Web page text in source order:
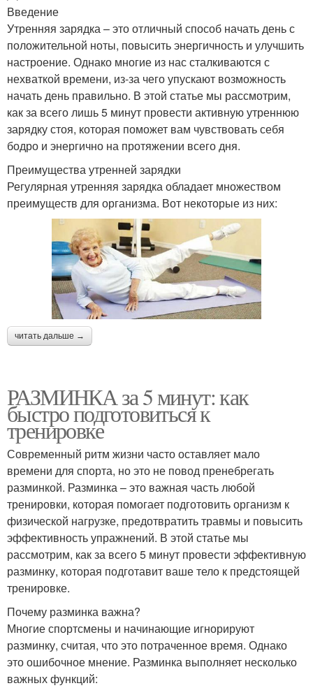
Введение
Утренняя зарядка – это отличный способ начать день с
положительной ноты, повысить энергичность и улучшить
настроение. Однако многие из нас сталкиваются с
нехваткой времени, из-за чего упускают возможность
начать день правильно. В этой статье мы рассмотрим,
как за всего лишь 5 минут провести активную утреннюю
зарядку стоя, которая поможет вам чувствовать себя
бодро и энергично на протяжении всего дня.
Преимущества утренней зарядки
Регулярная утренняя зарядка обладает множеством
преимуществ для организма. Вот некоторые из них:
читать дальше →
РАЗМИНКА за 5 минут: как
быстро подготовиться к
тренировке
Современный ритм жизни часто оставляет мало
времени для спорта, но это не повод пренебрегать
разминкой. Разминка – это важная часть любой
тренировки, которая помогает подготовить организм к
физической нагрузке, предотвратить травмы и повысить
эффективность упражнений. В этой статье мы
рассмотрим, как за всего 5 минут провести эффективную
разминку, которая подготавит ваше тело к предстоящей
тренировке.
Почему разминка важна?
Многие спортсмены и начинающие игнорируют
разминку, считая, что это потраченное время. Однако
это ошибочное мнение. Разминка выполняет несколько
важных функций: